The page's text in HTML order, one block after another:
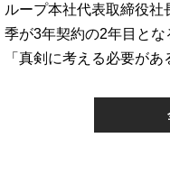
ループ本社代表取締役
季が3年契約の2年目とな
「真剣に考える必要が